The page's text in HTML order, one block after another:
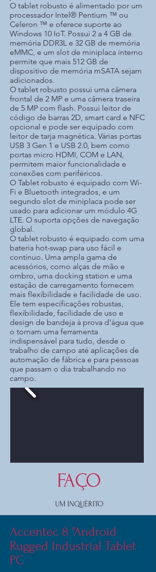
O tablet robusto é alimentado por um
processador Intel® Pentium ™ ou
Celeron ™ e oferece suporte ao
Windows 10 IoT. Possui 2 a 4 GB de
memória DDR3L e 32 GB de memória
eMMC, e um slot de miniplaca interno
permite que mais 512 GB de
dispositivo de memória mSATA sejam
adicionados.
O tablet robusto possui uma câmera
frontal de 2 MP e uma câmera traseira
de 5 MP com flash. Possui leitor de
código de barras 2D, smart card e NFC
opcional e pode ser equipado com
leitor de tarja magnética. Várias portas
USB 3 Gen 1 e USB 2.0, bem como
portas micro HDMI, COM e LAN,
permitem maior funcionalidade e
conexões com periféricos.
O Tablet robusto é equipado com Wi-
Fi e Bluetooth integrados, e um
segundo slot de miniplaca pode ser
usado para adicionar um módulo 4G
LTE. O suporta opções de navegação
global.
O tablet robusto é equipado com uma
bateria hot-swap para uso fácil e
contínuo. Uma ampla gama de
acessórios, como alças de mão e
ombro, uma docking station e uma
estação de carregamento fornecem
mais flexibilidade e facilidade de uso.
Ele tem especificações robustas,
flexibilidade, facilidade de uso e
design de bandeja à prova d'água que
o tornam uma ferramenta
indispensável para tudo, desde o
trabalho de campo até aplicações de
automação de fábrica e para pessoas
que passam o dia trabalhando no
campo.
FAÇO
UM INQUÉRITO
Accentec 8 "Android
Rugged Industrial Tablet
PC